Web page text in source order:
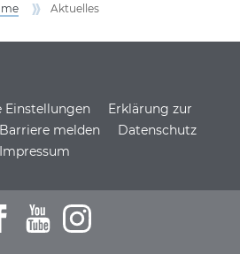
Aktuelles
Einstellungen
Erklärung zur
Barriere melden
Datenschutz
Impressum
Facebookprofil der DSH
Zu den Youtube-Filmen der
Zum Instagramprofil der